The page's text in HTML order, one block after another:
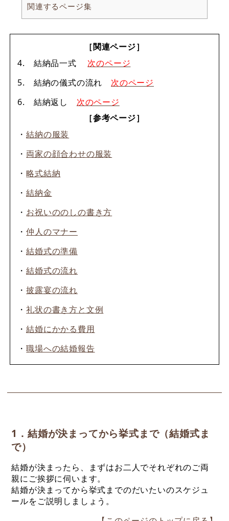
関連するページ集
［関連ページ］
4. 結納品一式 次のページ
5. 結納の儀式の流れ 次のページ
6. 結納返し 次のページ
［参考ページ］
・結納の服装
・ 両家の顔合わせの服装
・略式結納
・結納金
・ お祝いののしの書き方
・仲人のマナー
・結婚式の準備
・結婚式の流れ
・披露宴の流れ
・礼状の書き方と文例
・結婚にかかる費用
・職場への結婚報告
1．結婚が決まってから挙式まで（結婚式ま
で）
結婚が決まったら、まずはお二人でそれぞれのご両
親にご挨拶に伺います。
結婚が決まってから挙式までのだいたいのスケジュ
ールをご説明しましょう。